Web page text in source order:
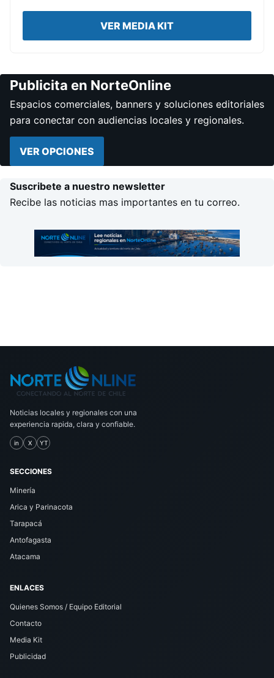
VER MEDIA KIT
Publicita en NorteOnline
Espacios comerciales, banners y soluciones editoriales
para conectar con audiencias locales y regionales.
VER OPCIONES
Suscribete a nuestro newsletter
Recibe las noticias mas importantes en tu correo.
Noticias locales y regionales con una
experiencia rapida, clara y confiable.
in X YT
SECCIONES
Minería
Arica y Parinacota
Tarapacá
Antofagasta
Atacama
ENLACES
Quienes Somos / Equipo Editorial
Contacto
Media Kit
Publicidad